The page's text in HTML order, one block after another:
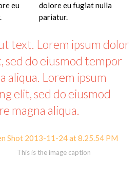
eu
dolore eu fugiat nulla
pariatur.
text. Lorem ipsum dolor
sed do eiusmod tempor
aliqua. Lorem ipsum
elit, sed do eiusmod
magna aliqua.
This is the image caption